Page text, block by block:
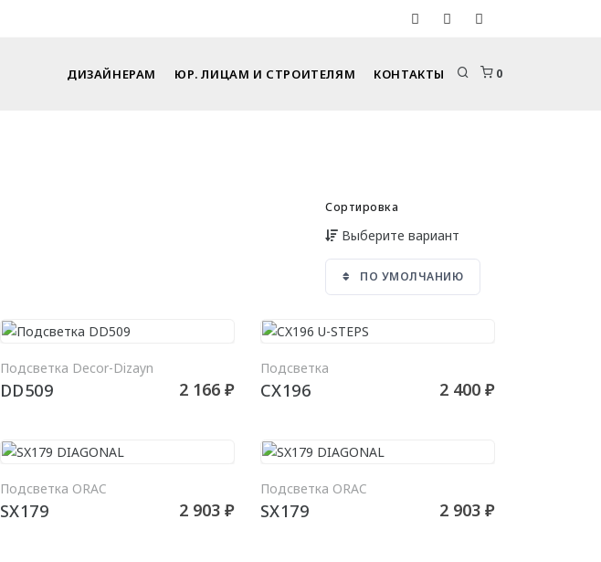
0
ДИЗАЙНЕРАМ ЮР. ЛИЦАМ И СТРОИТЕЛЯМ КОНТАКТЫ
Сортировка
Выберите вариант
ПО УМОЛЧАНИЮ
Подсветка Decor-Dizayn
DD509 2 166 ₽
Подсветка
CX196 2 400 ₽
Подсветка ORAC
SX179 2 903 ₽
Подсветка ORAC
SX179 2 903 ₽